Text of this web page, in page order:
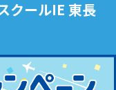
クールIE 東長